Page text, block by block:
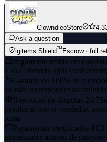
ClowndieoStore
Ask a question
igitems Shield™ Escrow · full
Pagamento retido em custódia
e só é liberado após você
Garantia de 100% de
ou não corresponder ao
Resolução de disputas 24/7
problema com o vendedor,
justa.
Pagamentos certificados PCI
processados através de